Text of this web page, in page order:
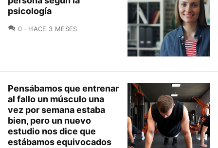
psicología
0 COMENTARIOS
HACE 3 MESES
Pensábamos que entrenar
al fallo un músculo una
vez por semana estaba
bien, pero un nuevo
estudio nos dice que
estábamos equivocados